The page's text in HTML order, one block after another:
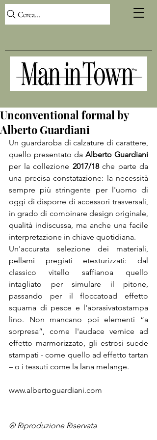
Cerca...
Unconventional formal by
Alberto Guardiani
Un guardaroba di calzature di carattere,
quello presentato da Alberto Guardiani
per la collezione 2017/18 che parte da
una precisa constatazione: la necessità
sempre più stringente per l'uomo di
oggi di disporre di accessori trasversali,
in grado di combinare design originale,
qualità indiscussa, ma anche una facile
Un'accurata selezione dei materiali,
pellami pregiati etexturizzati: dal
classico vitello saffianoa quello
intagliato per simulare il pitone,
passando per il floccatoad effetto
squama di pesce e l'abrasivatostampa
lino. Non mancano poi elementi “a
sorpresa”, come l'audace vernice ad
effetto marmorizzato, gli estrosi suede
stampati - come quello ad effetto tartan
– o i tessuti come la lana melange.
www.albertoguardiani.com
® Riproduzione Riservata